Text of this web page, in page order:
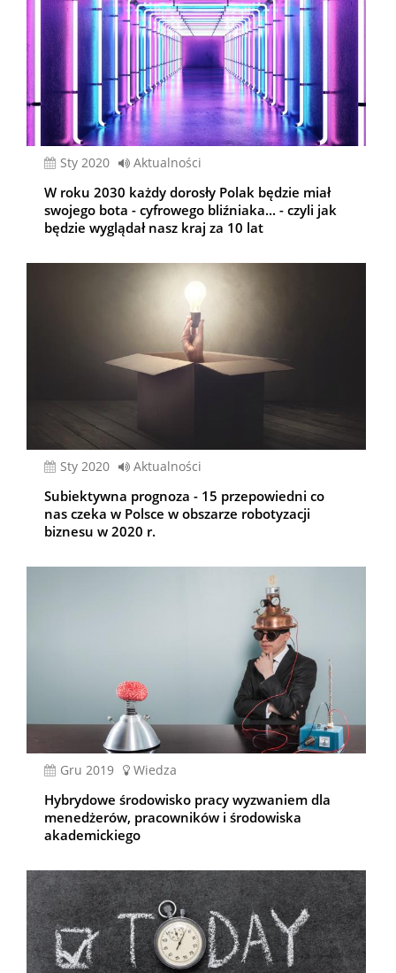
sty 2020 Aktualności
W roku 2030 każdy dorosły Polak będzie miał
swojego bota - cyfrowego bliźniaka... - czyli jak
będzie wyglądał nasz kraj za 10 lat
sty 2020 Aktualności
Subiektywna prognoza - 15 przepowiedni co
nas czeka w Polsce w obszarze robotyzacji
biznesu w 2020 r.
gru 2019 Wiedza
Hybrydowe środowisko pracy wyzwaniem dla
menedżerów, pracowników i środowiska
akademickiego